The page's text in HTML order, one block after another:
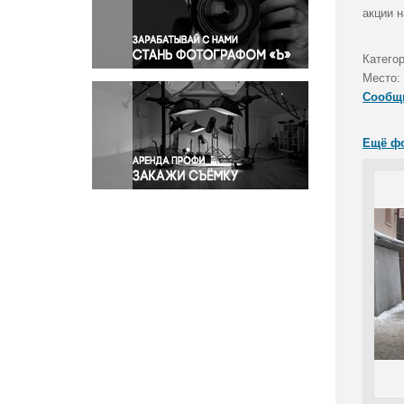
Правосудие
Происшествия и конфликты
Религия
Светская жизнь
Спорт
Экология
Экономика и бизнес
акции
Место:
Ещё